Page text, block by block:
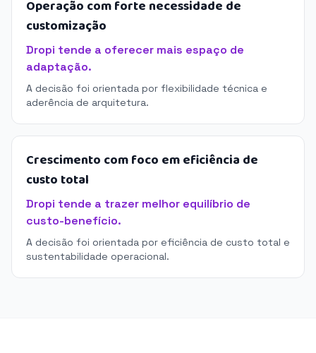
Operação com forte necessidade de
customização
Dropi tende a oferecer mais espaço de
adaptação.
A decisão foi orientada por flexibilidade técnica e
aderência de arquitetura.
Crescimento com foco em eficiência de
custo total
Dropi tende a trazer melhor equilíbrio de
custo-benefício.
A decisão foi orientada por eficiência de custo total e
sustentabilidade operacional.